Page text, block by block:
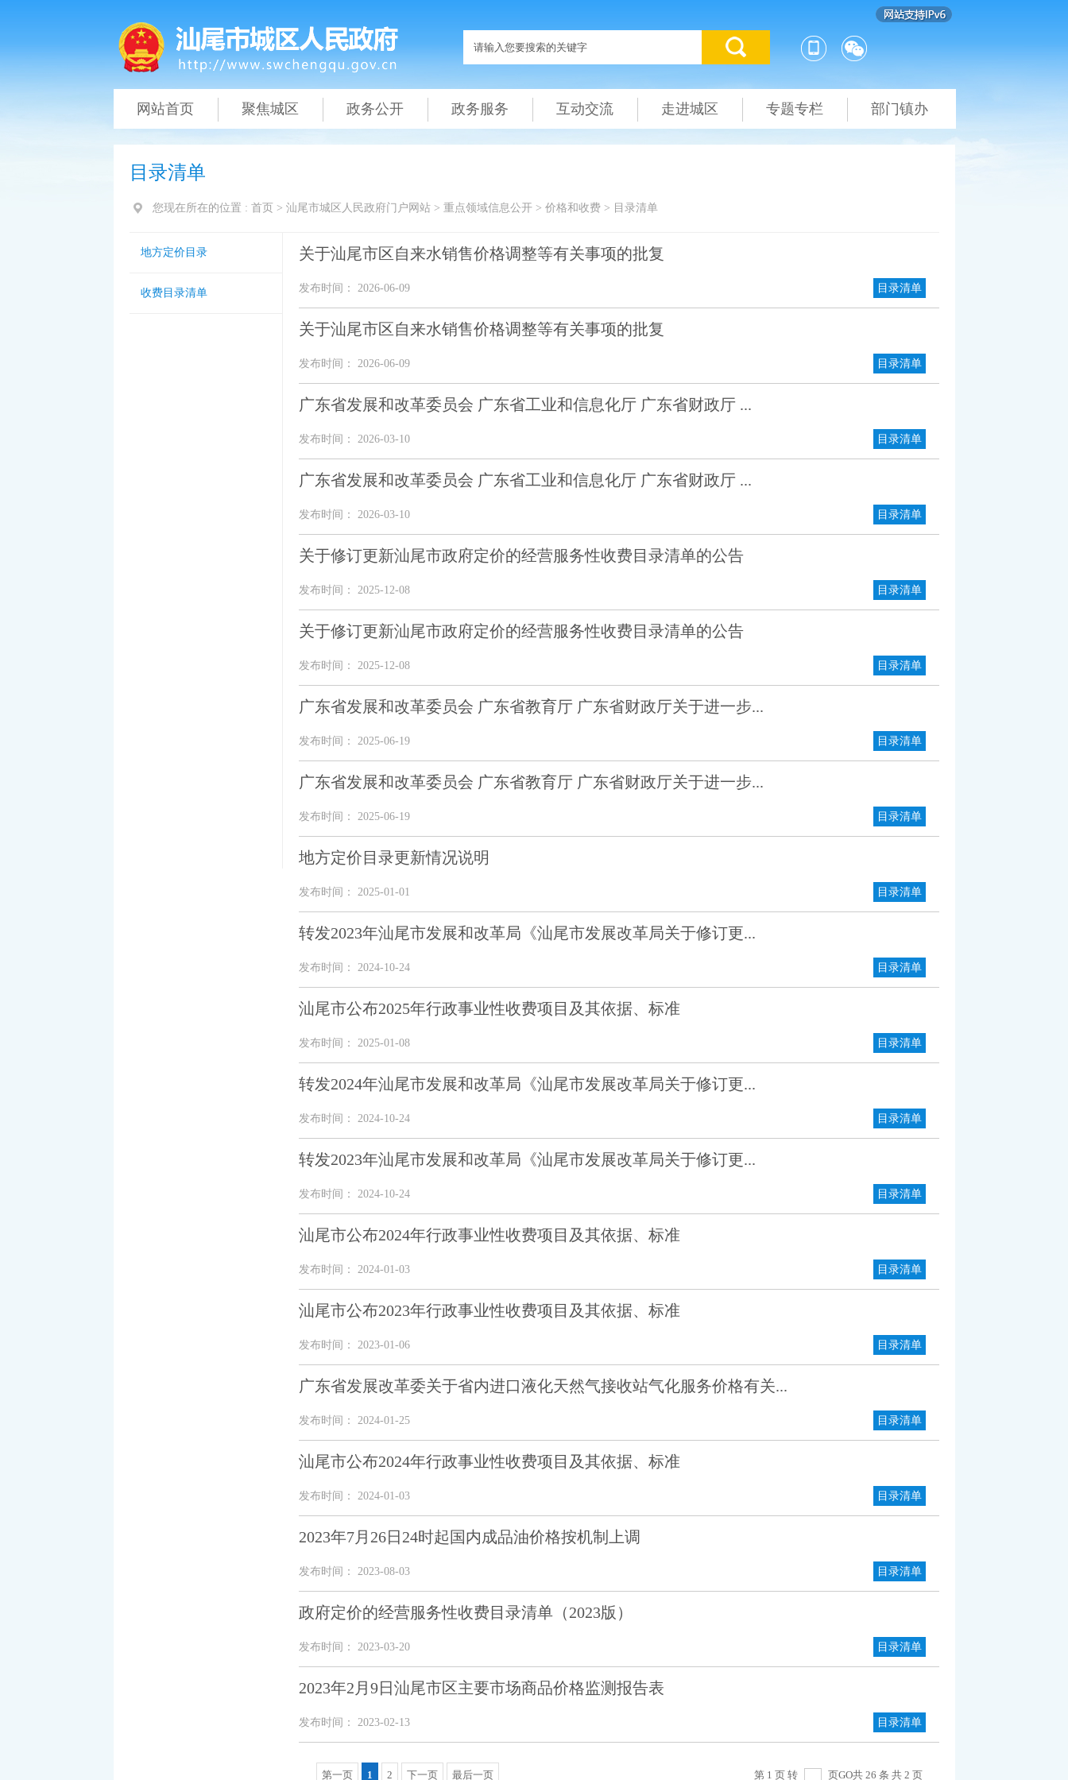
网站首页 聚焦城区 政务公开 政务服务 互动交流 走进城区 专题专栏 部门镇办
目录清单
您现在所在的位置 : 首页 > 汕尾市城区人民政府门户网站> 重点领域信息公开> 价格和收费> 目录清单
地方定价目录
收费目录清单
关于汕尾市区自来水销售价格调整等有关事项的批复
发布时间： 2026-06-09 目录清单
关于汕尾市区自来水销售价格调整等有关事项的批复
发布时间： 2026-06-09 目录清单
广东省发展和改革委员会 广东省工业和信息化厅 广东省财政厅 ...
发布时间： 2026-03-10 目录清单
广东省发展和改革委员会 广东省工业和信息化厅 广东省财政厅 ...
发布时间： 2026-03-10 目录清单
关于修订更新汕尾市政府定价的经营服务性收费目录清单的公告
发布时间： 2025-12-08 目录清单
关于修订更新汕尾市政府定价的经营服务性收费目录清单的公告
发布时间： 2025-12-08 目录清单
广东省发展和改革委员会 广东省教育厅 广东省财政厅关于进一步...
发布时间： 2025-06-19 目录清单
广东省发展和改革委员会 广东省教育厅 广东省财政厅关于进一步...
发布时间： 2025-06-19 目录清单
地方定价目录更新情况说明
发布时间： 2025-01-01 目录清单
转发2023年汕尾市发展和改革局《汕尾市发展改革局关于修订更...
发布时间： 2024-10-24 目录清单
汕尾市公布2025年行政事业性收费项目及其依据、标准
发布时间： 2025-01-08 目录清单
转发2024年汕尾市发展和改革局《汕尾市发展改革局关于修订更...
发布时间： 2024-10-24 目录清单
转发2023年汕尾市发展和改革局《汕尾市发展改革局关于修订更...
发布时间： 2024-10-24 目录清单
汕尾市公布2024年行政事业性收费项目及其依据、标准
发布时间： 2024-01-03 目录清单
汕尾市公布2023年行政事业性收费项目及其依据、标准
发布时间： 2023-01-06 目录清单
广东省发展改革委关于省内进口液化天然气接收站气化服务价格有关...
发布时间： 2024-01-25 目录清单
汕尾市公布2024年行政事业性收费项目及其依据、标准
发布时间： 2024-01-03 目录清单
2023年7月26日24时起国内成品油价格按机制上调
发布时间： 2023-08-03 目录清单
政府定价的经营服务性收费目录清单（2023版）
发布时间： 2023-03-20 目录清单
2023年2月9日汕尾市区主要市场商品价格监测报告表
发布时间： 2023-02-13 目录清单
第一页 1 2 下一页 最后一页 第 1 页 转 页GO共 26 条 共 2 页